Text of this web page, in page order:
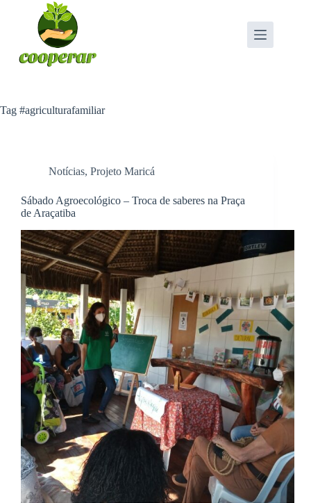
Tag #agriculturafamiliar
Notícias, Projeto Maricá
Sábado Agroecológico – Troca de saberes na Praça
de Araçatiba